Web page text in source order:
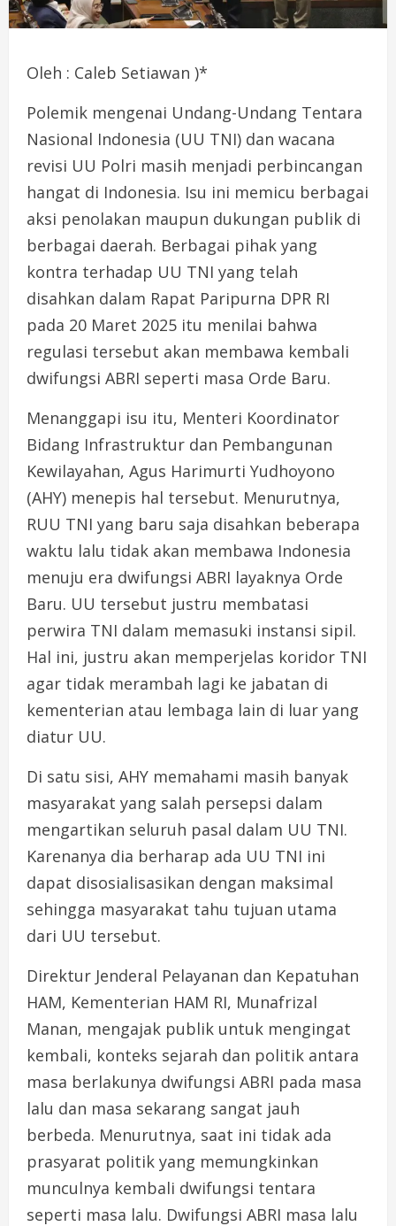
Oleh : Caleb Setiawan )*
Polemik mengenai Undang-Undang Tentara
Nasional Indonesia (UU TNI) dan wacana
revisi UU Polri masih menjadi perbincangan
hangat di Indonesia. Isu ini memicu berbagai
aksi penolakan maupun dukungan publik di
berbagai daerah. Berbagai pihak yang
kontra terhadap UU TNI yang telah
disahkan dalam Rapat Paripurna DPR RI
pada 20 Maret 2025 itu menilai bahwa
regulasi tersebut akan membawa kembali
dwifungsi ABRI seperti masa Orde Baru.
Menanggapi isu itu, Menteri Koordinator
Bidang Infrastruktur dan Pembangunan
Kewilayahan, Agus Harimurti Yudhoyono
(AHY) menepis hal tersebut. Menurutnya,
RUU TNI yang baru saja disahkan beberapa
waktu lalu tidak akan membawa Indonesia
menuju era dwifungsi ABRI layaknya Orde
Baru. UU tersebut justru membatasi
perwira TNI dalam memasuki instansi sipil.
Hal ini, justru akan memperjelas koridor TNI
agar tidak merambah lagi ke jabatan di
kementerian atau lembaga lain di luar yang
diatur UU.
Di satu sisi, AHY memahami masih banyak
masyarakat yang salah persepsi dalam
mengartikan seluruh pasal dalam UU TNI.
Karenanya dia berharap ada UU TNI ini
dapat disosialisasikan dengan maksimal
sehingga masyarakat tahu tujuan utama
dari UU tersebut.
Direktur Jenderal Pelayanan dan Kepatuhan
HAM, Kementerian HAM RI, Munafrizal
Manan, mengajak publik untuk mengingat
kembali, konteks sejarah dan politik antara
masa berlakunya dwifungsi ABRI pada masa
lalu dan masa sekarang sangat jauh
berbeda. Menurutnya, saat ini tidak ada
prasyarat politik yang memungkinkan
munculnya kembali dwifungsi tentara
seperti masa lalu. Dwifungsi ABRI masa lalu